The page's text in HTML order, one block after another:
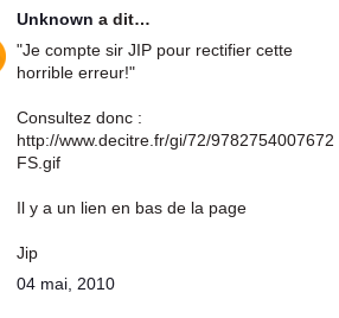
Unknown a dit…
"Je compte sir JIP pour rectifier cette
horrible erreur!"
Consultez donc :
http://www.decitre.fr/gi/72/9782754007672
FS.gif
Il y a un lien en bas de la page
Jip
04 mai, 2010